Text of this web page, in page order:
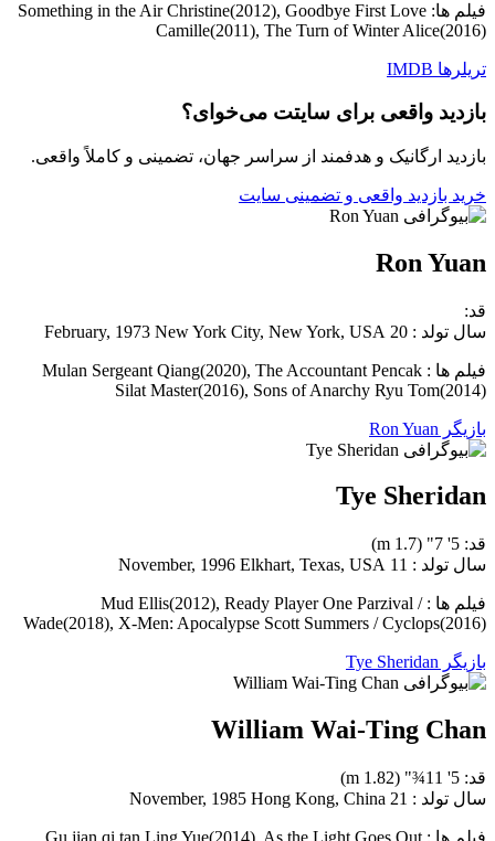
فیلم ها: Something in the Air Christine(2012), Goodbye First Love
Camille(2011), The Turn of Winter Alice(2016)
تریلرها IMDB
بازدید واقعی برای سایتت می‌خوای؟
بازدید ارگانیک و هدفمند از سراسر جهان، تضمینی و کاملاً واقعی.
خرید بازدید واقعی و تضمینی سایت
Ron Yuan
قد:
سال تولد : 20 February, 1973 New York City, New York, USA
فیلم ها : Mulan Sergeant Qiang(2020), The Accountant Pencak
Silat Master(2016), Sons of Anarchy Ryu Tom(2014)
بازیگر Ron Yuan
Tye Sheridan
قد: 5' 7" (1.7 m)
سال تولد : 11 November, 1996 Elkhart, Texas, USA
فیلم ها : Mud Ellis(2012), Ready Player One Parzival /
Wade(2018), X-Men: Apocalypse Scott Summers / Cyclops(2016)
بازیگر Tye Sheridan
William Wai-Ting Chan
قد: 5' 11¾" (1.82 m)
سال تولد : 21 November, 1985 Hong Kong, China